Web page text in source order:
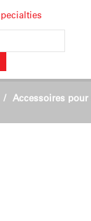
Accessoires